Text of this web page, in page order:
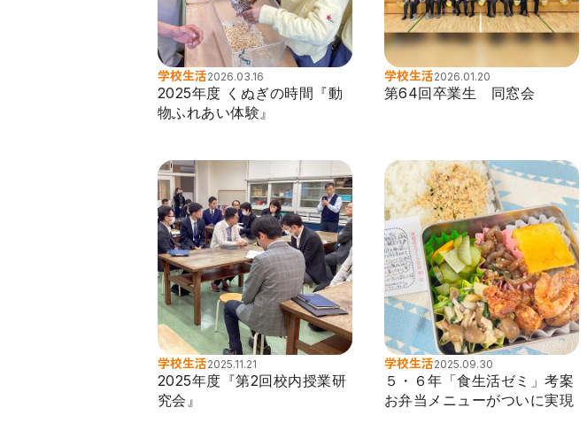
学校生活2026.03.16
2025年度 くぬぎの時間『動
物ふれあい体験』
学校生活2026.01.20
第64回卒業生 同窓会
学校生活2025.11.21
2025年度『第2回校内授業研
究会』
学校生活2025.09.30
５・６年「食生活ゼミ」考案
お弁当メニューがついに実現